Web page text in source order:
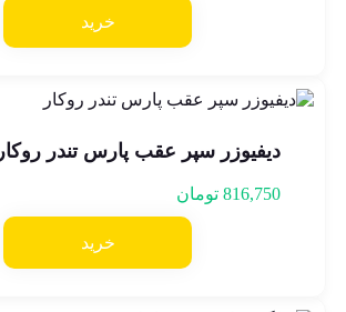
خرید
دیفیوزر سپر عقب پارس تندر روکار
816,750 تومان
خرید